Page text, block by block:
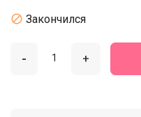
 Закончился
- +